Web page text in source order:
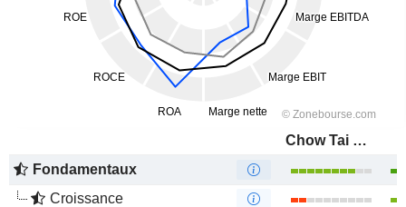
Chow Tai Seng Jewellery Co., Ltd.
Fondamentaux
Croissance